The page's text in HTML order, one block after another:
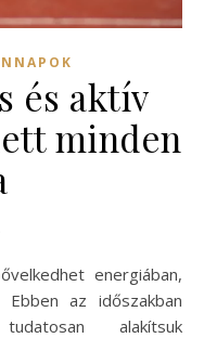
és aktív
minden
az időszakban
alakítsuk